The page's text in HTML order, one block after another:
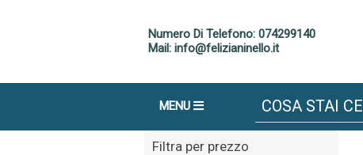
Numero Di Telefono: 074299140
Mail: info@felizianinello.it
MENU
Filtra per prezzo